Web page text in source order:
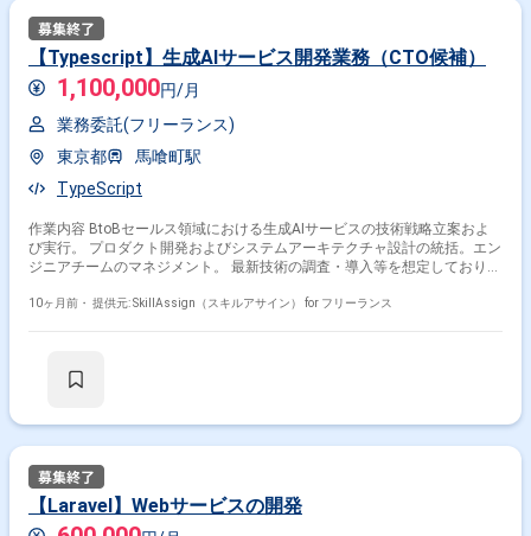
【Typescript】生成AIサービス開発業務（CTO候補）
1,100,000円/月
業務委託(フリーランス)
東京都
馬喰町駅
TypeScript
作業内容 BtoBセールス領域における生成AIサービスの技術戦略立案およ
び実行。 プロダクト開発およびシステムアーキテクチャ設計の統括。エン
ジニアチームのマネジメント。 最新技術の調査・導入等を想定しておりま
10ヶ月前・ 提供元: SkillAssign（スキルアサイン） for フリーランス
【Laravel】Webサービスの開発